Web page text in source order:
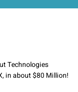
Technologies
in about $80 Million!